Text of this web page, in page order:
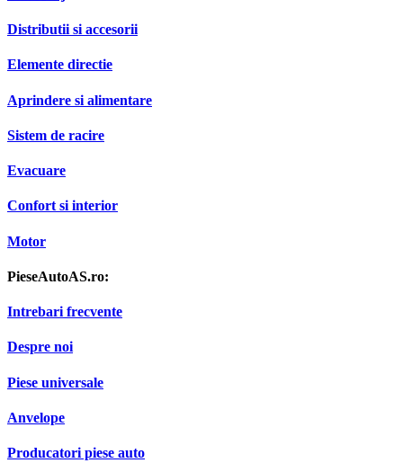
Distributii si accesorii
Elemente directie
Aprindere si alimentare
Sistem de racire
Evacuare
Confort si interior
Motor
PieseAutoAS.ro:
Intrebari frecvente
Despre noi
Piese universale
Anvelope
Producatori piese auto